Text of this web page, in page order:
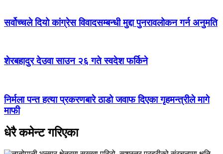
सर्वोच्चले दियो कांग्रेस विवादसम्बन्धी मुद्दा पुनरावलोकन गर्न अनुमति
शेरबहादुर देउवा साउन २६ गते स्वदेश फर्किने
निर्मला पन्त हत्या प्रकरणबारे ठाडो जवाफ दिएका गृहमन्त्रीले मागे
माफी
धेरै कमेन्ट गरिएका